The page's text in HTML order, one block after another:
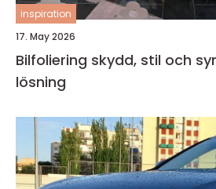
inspiration
17. May 2026
Bilfoliering skydd, stil och synlighet i samma
lösning